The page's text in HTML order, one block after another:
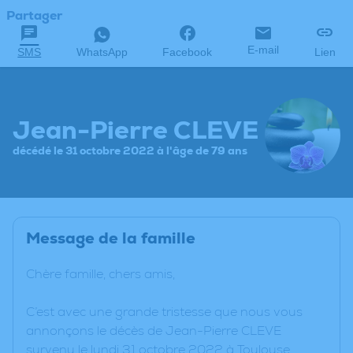
Partager
SMS WhatsApp Facebook E-mail Lien
Jean-Pierre CLEVE
décédé le 31 octobre 2022 à l'âge de 79 ans
Message de la famille
Chère famille, chers amis,
C’est avec une grande tristesse que nous vous
annonçons le décès de Jean-Pierre CLEVE
survenu le lundi 31 octobre 2022 à Toulouse.